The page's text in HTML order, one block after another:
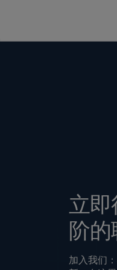
立
阶
加入我们